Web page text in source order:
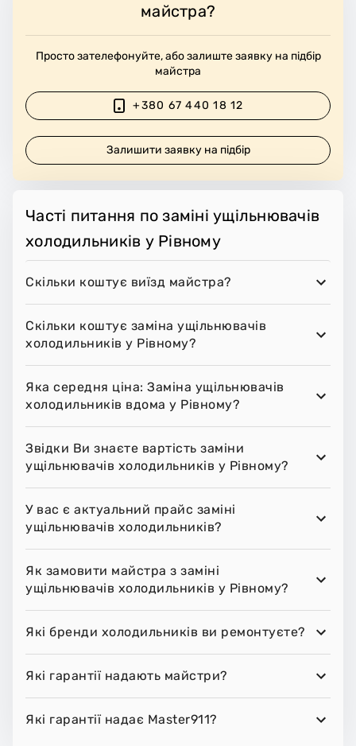
майстра?
Просто зателефонуйте, або залиште заявку на підбір
майстра
+380 67 440 18 12
Залишити заявку на підбір
Часті питання по заміні ущільнювачів
холодильників у Рівному
Скільки коштує виїзд майстра?
Скільки коштує заміна ущільнювачів
холодильників у Рівному?
Яка середня ціна: Заміна ущільнювачів
холодильників вдома у Рівному?
Звідки Ви знаєте вартість заміни
ущільнювачів холодильників у Рівному?
У вас є актуальний прайс заміні
ущільнювачів холодильників?
Як замовити майстра з заміні
ущільнювачів холодильників у Рівному?
Які бренди холодильників ви ремонтуєте?
Які гарантії надають майстри?
Які гарантії надає Master911?